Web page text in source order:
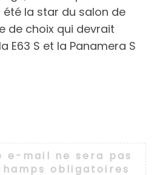
été la star du salon de
de choix qui devrait
E63 S et la Panamera S
e-mail ne sera pas
obligatoires